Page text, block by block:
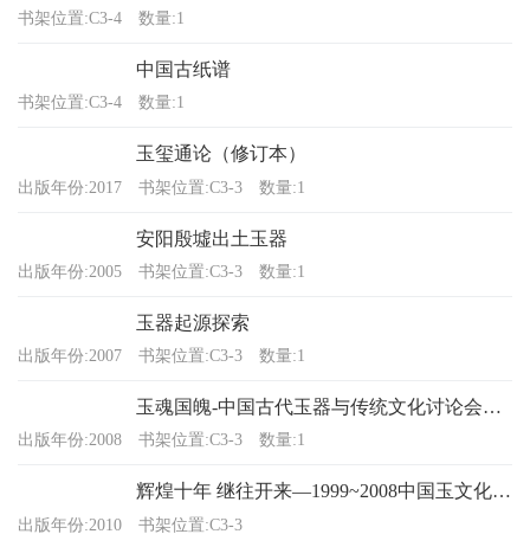
书架位置:C3-4 数量:1
中国古纸谱
书架位置:C3-4 数量:1
玉玺通论（修订本）
出版年份:2017 书架位置:C3-3 数量:1
安阳殷墟出土玉器
出版年份:2005 书架位置:C3-3 数量:1
玉器起源探索
出版年份:2007 书架位置:C3-3 数量:1
玉魂国魄-中国古代玉器与传统文化讨论会文集（三）
出版年份:2008 书架位置:C3-3 数量:1
辉煌十年 继往开来—1999~2008中国玉文化玉学学术成果精粹
出版年份:2010 书架位置:C3-3